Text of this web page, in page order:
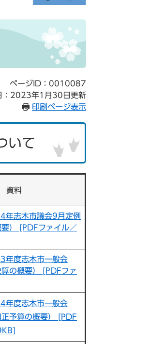
ページID：0010087
：2023年1月30日更新
印刷ページ表示
いて
資料
年志木市議会9月定例
） [PDFファイル／
年度志木市一般会
の概要） [PDFファ
年度志木市一般会
予算の概要） [PDF